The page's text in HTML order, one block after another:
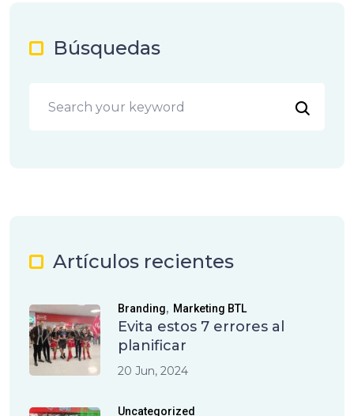
Búsquedas
Artículos recientes
Branding, Marketing BTL
Evita estos 7 errores al
planificar
20 Jun, 2024
Uncategorized